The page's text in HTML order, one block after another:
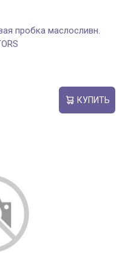
пробка маслосливн.
КУПИТЬ